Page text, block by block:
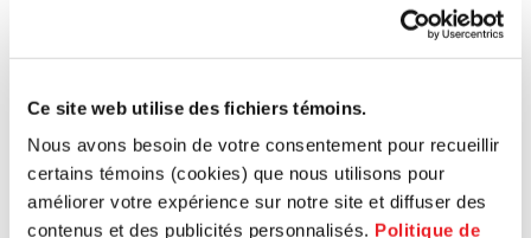
Ce site web utilise des fichiers témoins.
Nous avons besoin de votre consentement pour recueillir
certains témoins (cookies) que nous utilisons pour
améliorer votre expérience sur notre site et diffuser des
contenus et des publicités personnalisés. Politique de
promoteur, dans les six mois suivant le début du projet
S’engager à travailler à temps plein dans l’entreprise
Détenir, en tant que promoteur principal, la majorité des
autres entrepreneurs admissibles, s’il y a lieu
permanent du Québec
Offrir des heures d’ouverture régulières pour le type de
commerce proposé
S’engager à rembourser le montant de la bourse au prorata du
nombre de mois restant avant la fin du terme si l’entreprise